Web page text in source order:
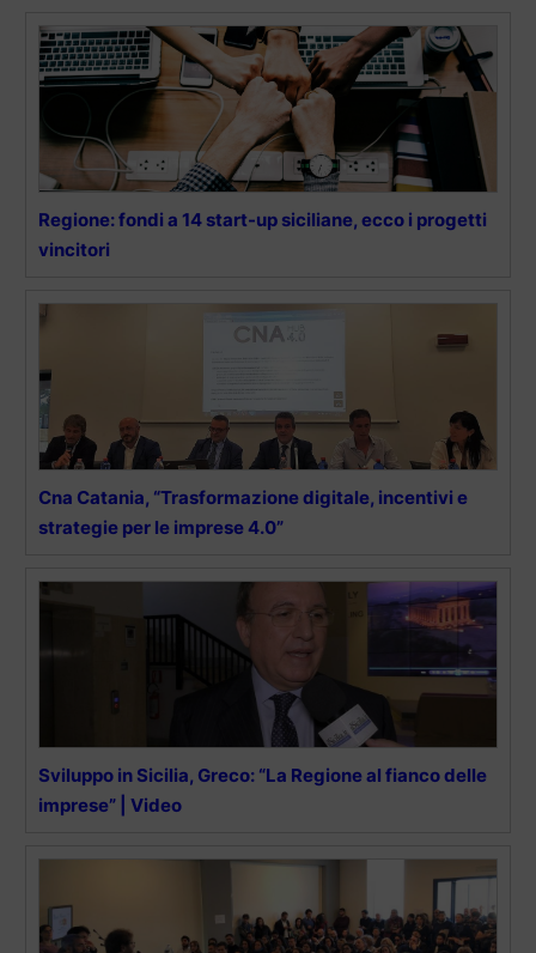
Regione: fondi a 14 start-up siciliane, ecco i progetti
vincitori
Cna Catania, “Trasformazione digitale, incentivi e
strategie per le imprese 4.0”
Sviluppo in Sicilia, Greco: “La Regione al fianco delle
imprese” | Video